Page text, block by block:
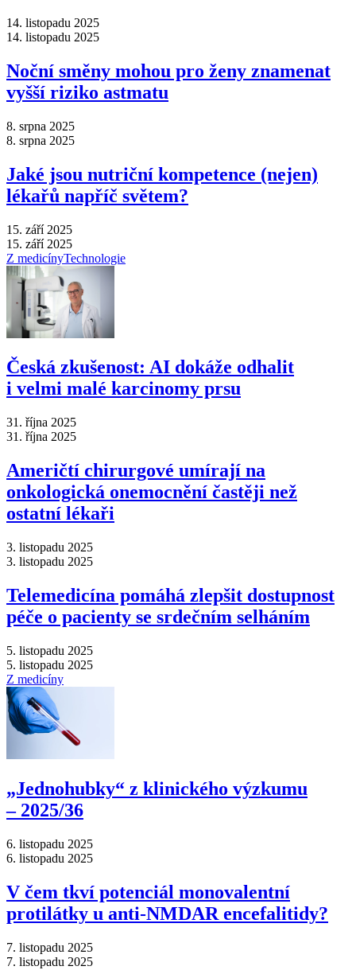
14. listopadu 2025
14. listopadu 2025
Noční směny mohou pro ženy znamenat
vyšší riziko astmatu
8. srpna 2025
8. srpna 2025
Jaké jsou nutriční kompetence (nejen)
lékařů napříč světem?
15. září 2025
15. září 2025
Z medicínyTechnologie
Česká zkušenost: AI dokáže odhalit
i velmi malé karcinomy prsu
31. října 2025
31. října 2025
Američtí chirurgové umírají na
onkologická onemocnění častěji než
ostatní lékaři
3. listopadu 2025
3. listopadu 2025
Telemedicína pomáhá zlepšit dostupnost
péče o pacienty se srdečním selháním
5. listopadu 2025
5. listopadu 2025
Z medicíny
„Jednohubky“ z klinického výzkumu
–⁠ 2025/36
6. listopadu 2025
6. listopadu 2025
V čem tkví potenciál monovalentní
protilátky u anti-NMDAR encefalitidy?
7. listopadu 2025
7. listopadu 2025